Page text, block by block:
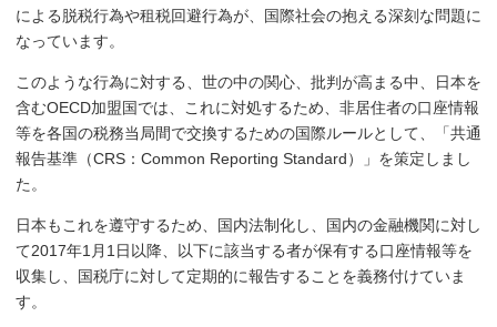
による脱税行為や租税回避行為が、国際社会の抱える深刻な問題に
なっています。
このような行為に対する、世の中の関心、批判が高まる中、日本を
含むOECD加盟国では、これに対処するため、非居住者の口座情報
等を各国の税務当局間で交換するための国際ルールとして、「共通
報告基準（CRS：Common Reporting Standard）」を策定しまし
た。
日本もこれを遵守するため、国内法制化し、国内の金融機関に対し
て2017年1月1日以降、以下に該当する者が保有する口座情報等を
収集し、国税庁に対して定期的に報告することを義務付けていま
す。